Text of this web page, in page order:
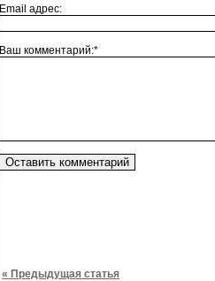
Email адрес:
Ваш комментарий:*
« Предыдущая статья